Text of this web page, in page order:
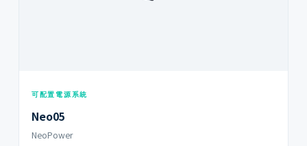
可配置電源系統
Neo05
NeoPower